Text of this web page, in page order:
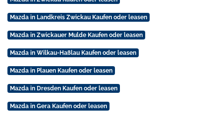
Mazda in Landkreis Zwickau Kaufen oder leasen
Mazda in Zwickauer Mulde Kaufen oder leasen
Mazda in Wilkau-Haßlau Kaufen oder leasen
Mazda in Plauen Kaufen oder leasen
Mazda in Dresden Kaufen oder leasen
Mazda in Gera Kaufen oder leasen